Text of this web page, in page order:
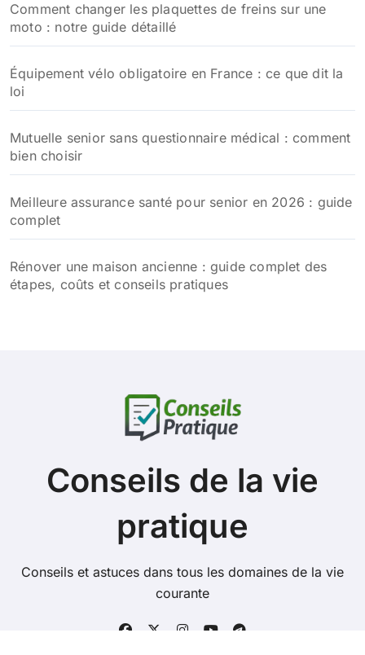
Comment changer les plaquettes de freins sur une
moto : notre guide détaillé
Équipement vélo obligatoire en France : ce que dit la
loi
Mutuelle senior sans questionnaire médical : comment
bien choisir
Meilleure assurance santé pour senior en 2026 : guide
complet
Rénover une maison ancienne : guide complet des
étapes, coûts et conseils pratiques
Conseils de la vie
pratique
Conseils et astuces dans tous les domaines de la vie
courante